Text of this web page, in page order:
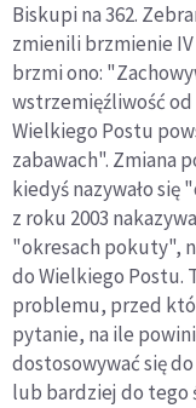
Biskupi na 362.
zmienili brzmienie
brzmi ono:
wstrzemięźliwość od
Wielkiego Postu
zabawach". Zmiana
kiedyś nazywało się
z roku 2003
"okresach pokuty",
do Wielkiego Postu.
problemu, przed
pytanie, na ile
dostosowywać się
lub bardziej do tego